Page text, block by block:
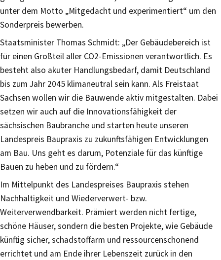
unter dem Motto „Mitgedacht und experimentiert“ um den
Sonderpreis bewerben.
Staatsminister Thomas Schmidt: „Der Gebäudebereich ist
für einen Großteil aller CO2-Emissionen verantwortlich. Es
besteht also akuter Handlungsbedarf, damit Deutschland
bis zum Jahr 2045 klimaneutral sein kann. Als Freistaat
Sachsen wollen wir die Bauwende aktiv mitgestalten. Dabei
setzen wir auch auf die Innovationsfähigkeit der
sächsischen Baubranche und starten heute unseren
Landespreis Baupraxis zu zukunftsfähigen Entwicklungen
am Bau. Uns geht es darum, Potenziale für das künftige
Bauen zu heben und zu fördern.“
Im Mittelpunkt des Landespreises Baupraxis stehen
Nachhaltigkeit und Wiederverwert- bzw.
Weiterverwendbarkeit. Prämiert werden nicht fertige,
schöne Häuser, sondern die besten Projekte, wie Gebäude
künftig sicher, schadstoffarm und ressourcenschonend
errichtet und am Ende ihrer Lebenszeit zurück in den